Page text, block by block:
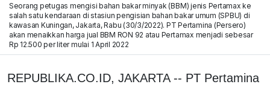
Seorang petugas mengisi bahan bakar minyak (BBM) jenis Pertamax ke
salah satu kendaraan di stasiun pengisian bahan bakar umum (SPBU) di
kawasan Kuningan, Jakarta, Rabu (30/3/2022). PT Pertamina (Persero)
akan menaikkan harga jual BBM RON 92 atau Pertamax menjadi sebesar
Rp 12.500 per liter mulai 1 April 2022
REPUBLIKA.CO.ID, JAKARTA -- PT Pertamina